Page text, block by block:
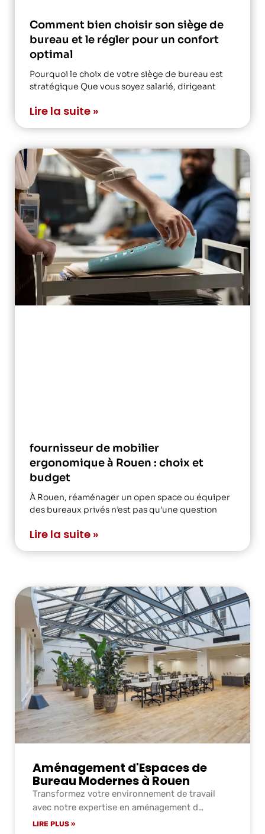
Comment bien choisir son siège de
bureau et le régler pour un confort
optimal
Pourquoi le choix de votre siège de bureau est
stratégique Que vous soyez salarié, dirigeant
Lire la suite »
fournisseur de mobilier
ergonomique à Rouen : choix et
budget
À Rouen, réaménager un open space ou équiper
des bureaux privés n’est pas qu’une question
Lire la suite »
Aménagement d'Espaces de
Bureau Modernes à Rouen
Transformez votre environnement de travail
avec notre expertise en aménagement d…
LIRE PLUS »